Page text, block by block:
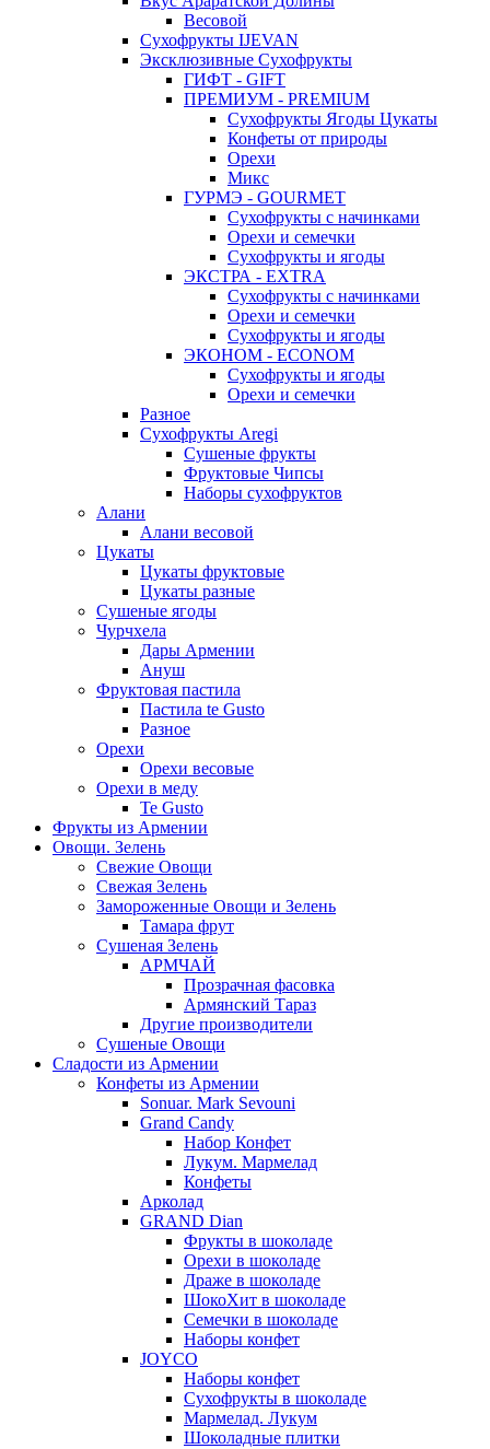
Весовой
Сухофрукты IJEVAN
Эксклюзивные Сухофрукты
ГИФТ - GIFT
ПРЕМИУМ - PREMIUM
Сухофрукты Ягоды Цукаты
Конфеты от природы
Орехи
Микс
ГУРМЭ - GOURMET
Сухофрукты с начинками
Орехи и семечки
Сухофрукты и ягоды
ЭКСТРА - EXTRA
Сухофрукты с начинками
Орехи и семечки
Сухофрукты и ягоды
ЭКОНОМ - ECONOM
Сухофрукты и ягоды
Орехи и семечки
Разное
Сухофрукты Aregi
Сушеные фрукты
Фруктовые Чипсы
Наборы сухофруктов
Алани
Алани весовой
Цукаты
Цукаты фруктовые
Цукаты разные
Сушеные ягоды
Чурчхела
Дары Армении
Ануш
Фруктовая пастила
Пастила te Gusto
Разное
Орехи
Орехи весовые
Орехи в меду
Te Gusto
Фрукты из Армении
Овощи. Зелень
Свежие Овощи
Свежая Зелень
Замороженные Овощи и Зелень
Тамара фрут
Сушеная Зелень
АРМЧАЙ
Прозрачная фасовка
Армянский Тараз
Другие производители
Сушеные Овощи
Сладости из Армении
Конфеты из Армении
Sonuar. Mark Sevouni
Grand Candy
Набор Конфет
Лукум. Мармелад
Конфеты
Арколад
GRAND Dian
Фрукты в шоколаде
Орехи в шоколаде
Драже в шоколаде
ШокоХит в шоколаде
Семечки в шоколаде
Наборы конфет
JOYCO
Наборы конфет
Сухофрукты в шоколаде
Мармелад. Лукум
Шоколадные плитки